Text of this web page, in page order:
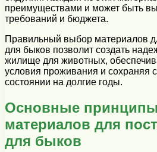
преимуществами и может быть
требований и бюджета.
Правильный выбор материалов
для быков позволит создать
жилище для животных,
условия проживания и сохраняя
состоянии на долгие годы.
Основные
материалов для
для быков